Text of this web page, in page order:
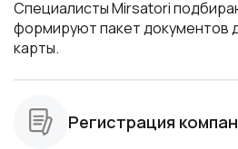
Банковские решения